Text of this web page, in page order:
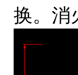
换。消